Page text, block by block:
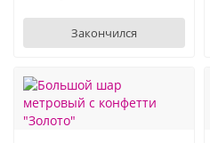
Свадьба
Микки / Минни Маус
Закончился